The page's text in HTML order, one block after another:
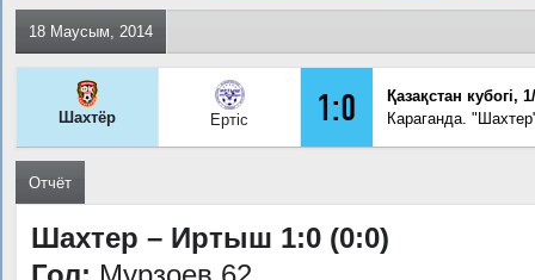
18 Маусым, 2014
Шахтёр Ертіс 1:0
Қазақстан кубогi,
Караганда.
Отчёт
Шахтер – Иртыш 1:0 (0:0)